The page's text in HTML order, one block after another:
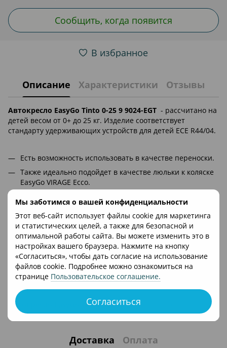
Мы заботимся о вашей конфиденциальности
Этот веб-сайт использует файлы cookie для маркетинга
и статистических целей, а также для безопасной и
оптимальной работы сайта. Вы можете изменить это в
настройках вашего браузера. Нажмите на кнопку
«Согласиться», чтобы дать согласие на использование
файлов cookie. Подробнее можно ознакомиться на
странице Пользовательское соглашение.
Согласиться
Сообщить, когда появится
В избранное
Описание Характеристики Отзывы
Автокресло EasyGo Tinto 0-25 9 9024-EGT - рассчитано на
детей весом от 0+ до 25 кг. Изделие соответствует
стандарту удерживающих устройств для детей ECE R44/04.
Есть возможность использовать в качестве переноски.
Также идеально подойдет в качестве люльки к коляске
EasyGo VIRAGE Ecco.
по бокам (безопасность во время боковых ударов или
резких поворотов) и 3-точечными ремнями
безопасности.
Изделие имеет встроенный капюшон для защиты от
солнца.
В комплект также входит мягкая съемная прокладка для
новорожденных и эргономичная ручка для ношения.
Вес: 2,6 кг.
Автокресло EasyGo Tinto 0-25– это комфорт, безопасность
и уют для самых маленьких.
Доставка Оплата